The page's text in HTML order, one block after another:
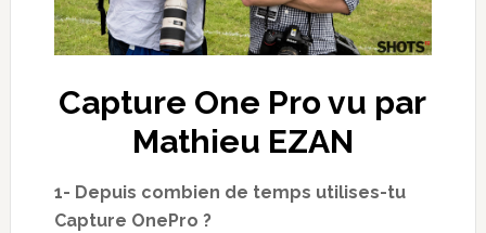
Capture One Pro vu par
Mathieu EZAN
1- Depuis combien de temps utilises-tu
Capture OnePro ?